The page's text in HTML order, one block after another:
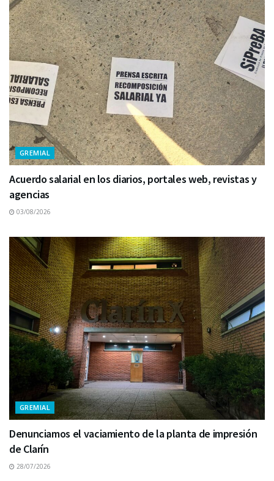
GREMIAL
Acuerdo salarial en los diarios, portales web, revistas y
agencias
03/08/2026
GREMIAL
Denunciamos el vaciamiento de la planta de impresión
de Clarín
28/07/2026